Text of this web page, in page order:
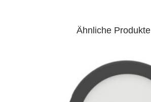
Ähnliche Produkte